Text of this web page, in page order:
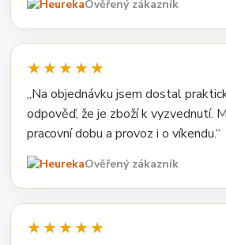
Ověřený zákazník
★★★★★
„Na objednávku jsem dostal
odpověď, že je zboží k vyzvednutí.
pracovní dobu a provoz i o víkendu.“
Ověřený zákazník
★★★★★